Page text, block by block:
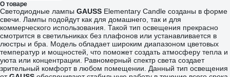
О товаре
Светодиодные лампы GAUSS Elementary Candle созданы в форме
свечи. Лампы подойдут как для домашнего, так и для
коммерческого использования. Такой тип освещения прекрасно
смотрится в светильниках без плафонов или устанавливается в
люстры и бра. Модель обладает широким диапазоном цветовых
температур и мощностей, что поможет создать атмосферу тепла и
уюта или концентрации. Равномерный спектр света создает
зрительный комфорт в любом помещении. Данный тип освещения